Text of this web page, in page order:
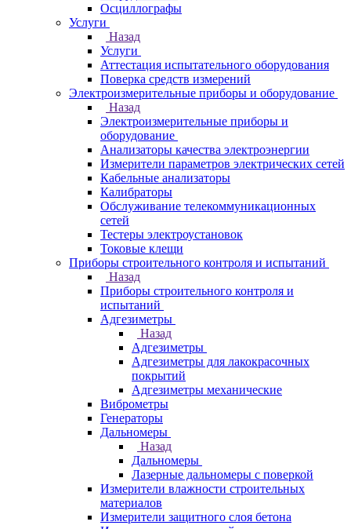
Осциллографы
Услуги
Назад
Услуги
Аттестация испытательного оборудования
Поверка средств измерений
Электроизмерительные приборы и оборудование
Назад
Электроизмерительные приборы и
оборудование
Анализаторы качества электроэнергии
Измерители параметров электрических сетей
Кабельные анализаторы
Калибраторы
Обслуживание телекоммуникационных
сетей
Тестеры электроустановок
Токовые клещи
Приборы строительного контроля и испытаний
Назад
Приборы строительного контроля и
испытаний
Адгезиметры
Назад
Адгезиметры
Адгезиметры для лакокрасочных
покрытий
Адгезиметры механические
Виброметры
Генераторы
Дальномеры
Назад
Дальномеры
Лазерные дальномеры с поверкой
Измерители влажности строительных
материалов
Измерители защитного слоя бетона